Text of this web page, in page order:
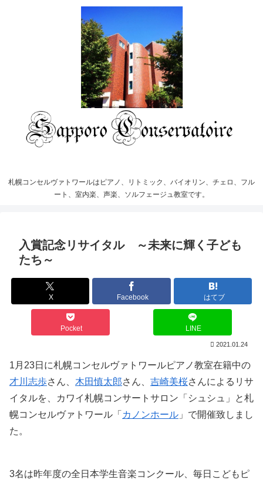
札幌コンセルヴァトワールはピアノ、リトミック、バイオリン、チェロ、フル
ート、室内楽、声楽、ソルフェージュ教室です。
入賞記念リサイタル ～未来に輝く子ども
たち～
X Facebook はてブ
Pocket LINE
2021.01.24
1月23日に札幌コンセルヴァトワールピアノ教室在籍中の
才川志歩さん、 木田慎太郎さん、 吉崎美桜さんによるリサ
イタルを、カワイ札幌コンサートサロン「シュシュ」と札
幌コンセルヴァトワール「 カノンホール 」で開催致しまし
た。
3名は昨年度の全日本学生音楽コンクール、毎日こどもピ